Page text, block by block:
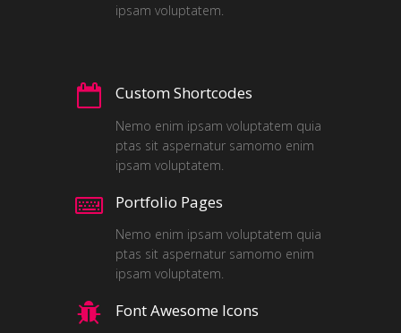
ipsam voluptatem.
Custom Shortcodes
Nemo enim ipsam voluptatem quia
ptas sit aspernatur samomo enim
ipsam voluptatem.
Portfolio Pages
Nemo enim ipsam voluptatem quia
ptas sit aspernatur samomo enim
ipsam voluptatem.
Font Awesome Icons